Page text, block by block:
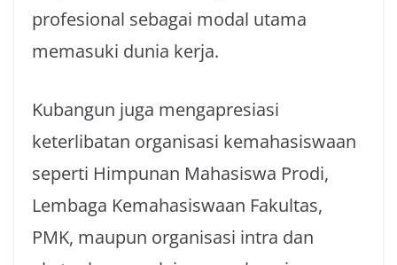
profesional sebagai modal utama
memasuki dunia kerja.
Kubangun juga mengapresiasi
keterlibatan organisasi kemahasiswaan
seperti Himpunan Mahasiswa Prodi,
Lembaga Kemahasiswaan Fakultas,
PMK, maupun organisasi intra dan